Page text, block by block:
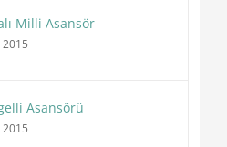
Milli Asansör
Asansörü